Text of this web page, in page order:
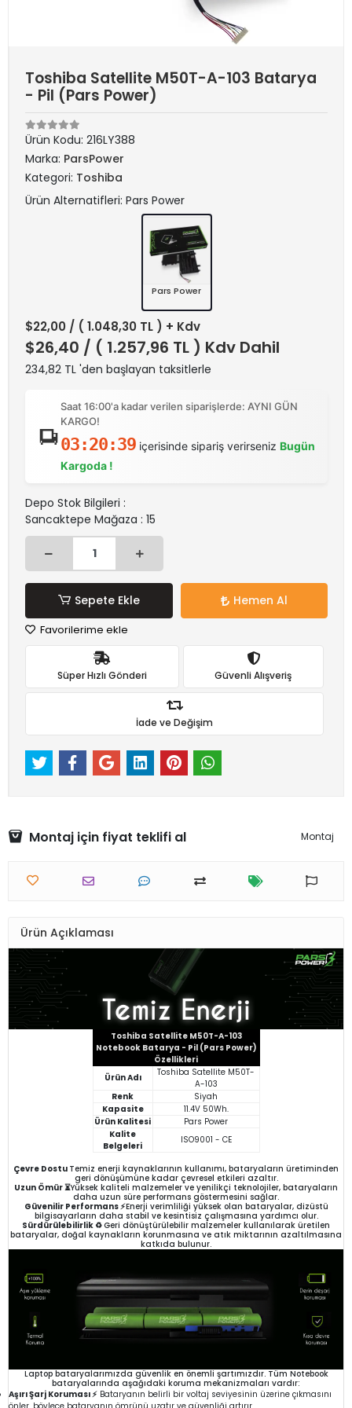
Toshiba Satellite M50T-A-103 Batarya
- Pil (Pars Power)
Ürün Kodu: 216LY388
Marka: ParsPower
Kategori: Toshiba
Ürün Alternatifleri: Pars Power
Pars Power
$22,00 / ( 1.048,30 TL ) + Kdv
$26,40 / ( 1.257,96 TL ) Kdv Dahil
234,82 TL 'den başlayan taksitlerle
Saat 16:00'a kadar verilen siparişlerde: AYNI GÜN
KARGO!
03:20:39içerisinde sipariş verirseniz Bugün
Kargoda !
Depo Stok Bilgileri :
Sancaktepe Mağaza : 15
Sepete Ekle Hemen Al
Favorilerime ekle
Süper Hızlı Gönderi Güvenli Alışveriş
İade ve Değişim
Montaj için fiyat teklifi al Montaj
Ürün Açıklaması
Toshiba Satellite M50T-A-103
Notebook Batarya - Pil (Pars Power)
Özellikleri
Ürün Adı
Toshiba Satellite M50T-
A-103
Renk
Siyah
Kapasite
11.4V 50Wh.
Ürün Kalitesi
Pars Power
Kalite
Belgeleri
ISO9001 - CE
Çevre Dostu Temiz enerji kaynaklarının kullanımı, bataryaların üretiminden
geri dönüşümüne kadar çevresel etkileri azaltır.
Uzun Ömür ⏳Yüksek kaliteli malzemeler ve yenilikçi teknolojiler, bataryaların
daha uzun süre performans göstermesini sağlar.
Güvenilir Performans ⚡Enerji verimliliği yüksek olan bataryalar, dizüstü
bilgisayarların daha stabil ve kesintisiz çalışmasına yardımcı olur.
Sürdürülebilirlik ♻️Geri dönüştürülebilir malzemeler kullanılarak üretilen
bataryalar, doğal kaynakların korunmasına ve atık miktarının azaltılmasına
katkıda bulunur.
Laptop bataryalarımızda güvenlik en önemli şartımızdır. Tüm Notebook
bataryalarında aşağıdaki koruma mekanizmaları vardır:
Aşırı Şarj Koruması ⚡ Bataryanın belirli bir voltaj seviyesinin üzerine çıkmasını